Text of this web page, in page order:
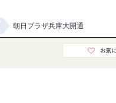
朝日プラザ兵庫大開通